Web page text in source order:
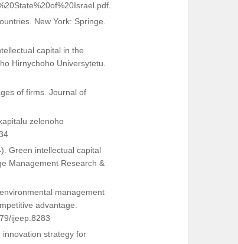
New York: Springe.
capital in the
Hirnychoho Universytetu.
of firms. Journal of
zelenoho
Green intellectual capital
Management Research &
management
advantage.
ijeep.8283
innovation strategy for